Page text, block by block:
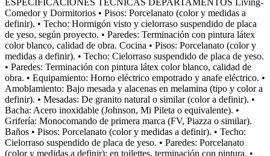
ESPECIFICACIONES TÉCNICAS DEPARTAMENTOS Living-
Comedor y Dormitorios • Pisos: Porcelanato (color y medidas a
definir). • Techo: Hormigón visto y cielorraso suspendido de placa
de yeso, según proyecto. • Paredes: Terminación con pintura látex
color blanco, calidad de obra. Cocina • Pisos: Porcelanato (color y
medidas a definir). • Techo: Cielorraso suspendido de placa de yeso.
• Paredes: Terminación con pintura látex color blanco, calidad de
obra. • Equipamiento: Horno eléctrico empotrado y anafe eléctrico. •
Amoblamiento: Bajo mesada y alacenas en melamina (tipo y color a
definir). • Mesadas: De granito natural o similar (color a definir). •
Bacha: Acero inoxidable (Johnson, Mi Pileta o equivalente). •
Grifería: Monocomando de primera marca (FV, Piazza o similar).
Baños • Pisos: Porcelanato (color y medidas a definir). • Techo:
Cielorraso suspendido de placa de yeso. • Paredes: Porcelanato
(color y medidas a definir); en toilettes, terminación con pintura. •